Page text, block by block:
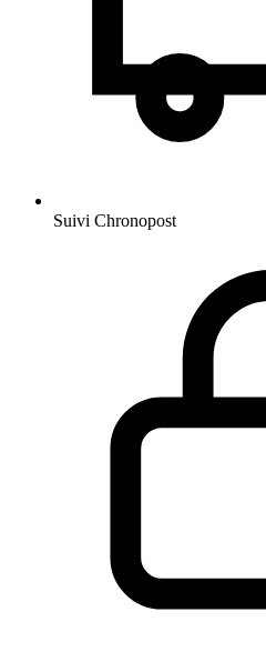
Suivi Chronopost